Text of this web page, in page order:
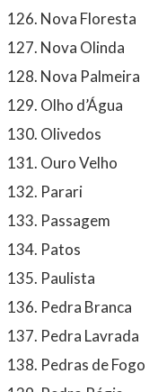
Nova Floresta
Nova Olinda
Nova Palmeira
Olho d’Água
Olivedos
Ouro Velho
Parari
Passagem
Patos
Paulista
Pedra Branca
Pedra Lavrada
Pedras de Fogo